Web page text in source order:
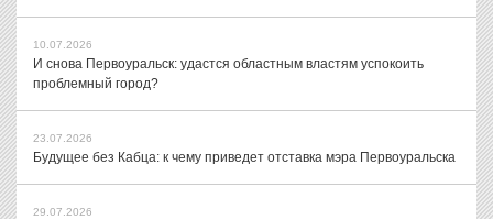
10.07.2026
И снова Первоуральск: удастся областным властям успокоить
проблемный город?
23.07.2026
Будущее без Кабца: к чему приведет отставка мэра Первоуральска
29.07.2026